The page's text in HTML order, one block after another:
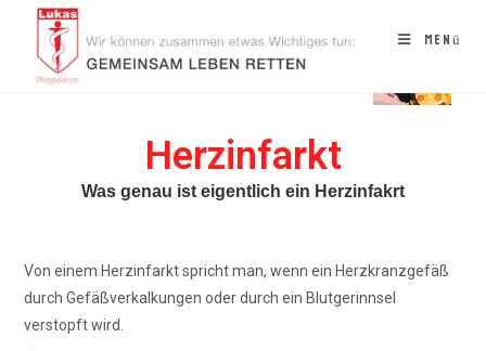
Menü
Herzinfarkt
Was genau ist eigentlich ein Herzinfakrt
Von einem Herzinfarkt spricht man, wenn ein Herzkranzgefäß
durch Gefäßverkalkungen oder durch ein Blutgerinnsel
verstopft wird.